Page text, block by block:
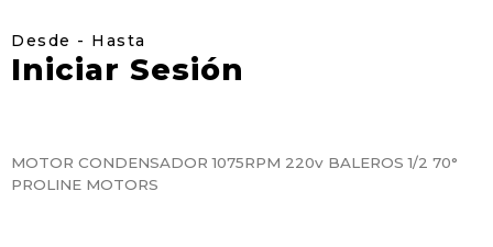
Desde - Hasta
Iniciar Sesión
MOTOR CONDENSADOR 1075RPM 220v BALEROS 1/2 70°
PROLINE MOTORS